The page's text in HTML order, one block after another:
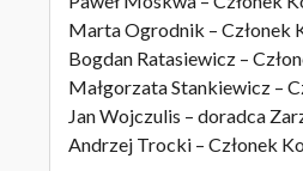
Marta Ogrodnik – Członek
Bogdan Ratasiewicz –
Małgorzata Stankiewicz –
Jan Wojczulis – doradca
Andrzej Trocki – Członek